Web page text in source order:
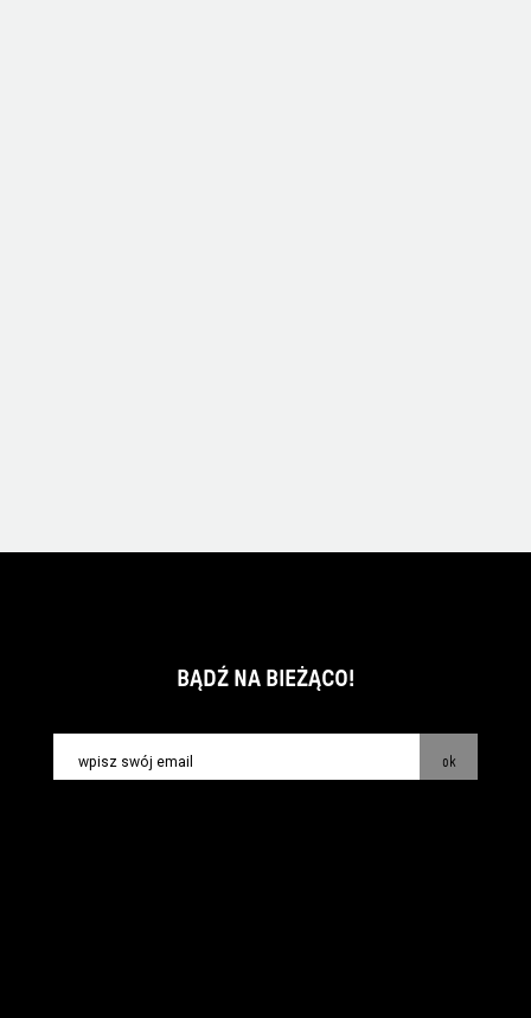
BĄDŹ NA BIEŻĄCO!
ok